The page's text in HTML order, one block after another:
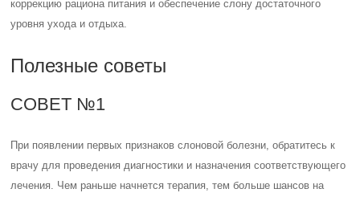
коррекцию рациона питания и обеспечение слону достаточного
уровня ухода и отдыха.
Полезные советы
СОВЕТ №1
При появлении первых признаков слоновой болезни, обратитесь к
врачу для проведения диагностики и назначения соответствующего
лечения. Чем раньше начнется терапия, тем больше шансов на